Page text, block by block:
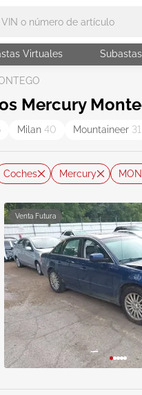
Virtuales Subastas
Mercury
Milan 40 Mountaineer 31
Coches Mercury
Venta Futura